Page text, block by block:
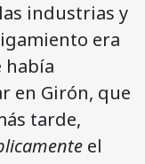
industrias y
era
había
en Girón, que
tarde,
el